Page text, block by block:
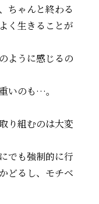
ちゃんと終わる
く生きることが
ように感じるの
いのも…。
り組むのは大変
でも強制的に行
どるし、モチベ